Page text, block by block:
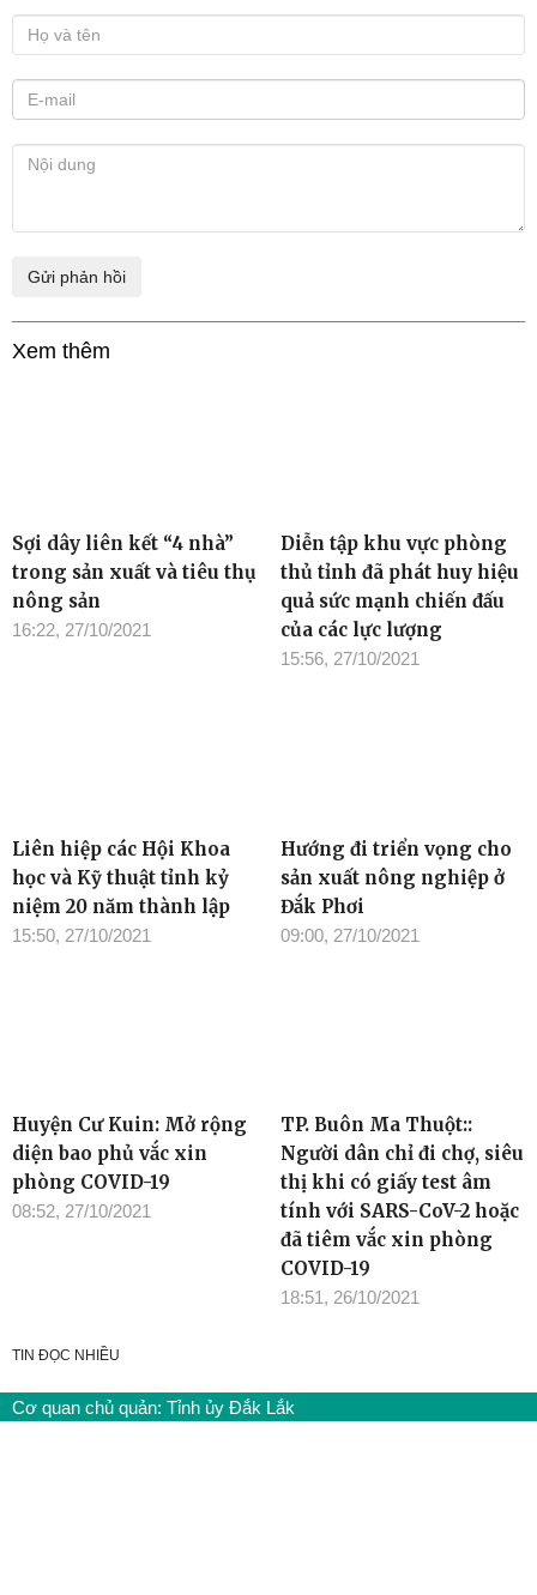
Xem thêm
Sợi dây liên kết “4 nhà”
trong sản xuất và tiêu thụ
nông sản
16:22, 27/10/2021
Diễn tập khu vực phòng
thủ tỉnh đã phát huy hiệu
quả sức mạnh chiến đấu
của các lực lượng
15:56, 27/10/2021
Liên hiệp các Hội Khoa
học và Kỹ thuật tỉnh kỷ
niệm 20 năm thành lập
15:50, 27/10/2021
Hướng đi triển vọng cho
sản xuất nông nghiệp ở
Đắk Phơi
09:00, 27/10/2021
Huyện Cư Kuin: Mở rộng
diện bao phủ vắc xin
phòng COVID-19
08:52, 27/10/2021
TP. Buôn Ma Thuột::
Người dân chỉ đi chợ, siêu
thị khi có giấy test âm
tính với SARS-CoV-2 hoặc
đã tiêm vắc xin phòng
COVID-19
18:51, 26/10/2021
TIN ĐỌC NHIỀU
Cơ quan chủ quản: Tỉnh ủy Đắk Lắk